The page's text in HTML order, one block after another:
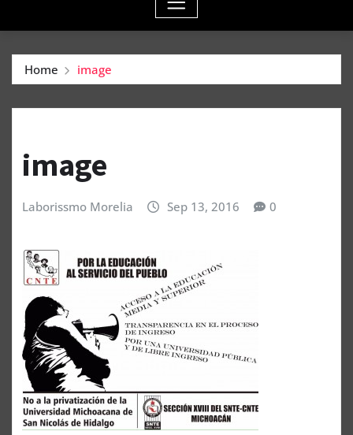
Home image
image
Laborissmo Morelia Sep 13, 2016 0